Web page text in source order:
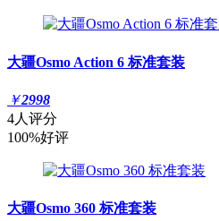
大疆Osmo Action 6 标准套装
￥2998
4人评分
100%好评
大疆Osmo 360 标准套装